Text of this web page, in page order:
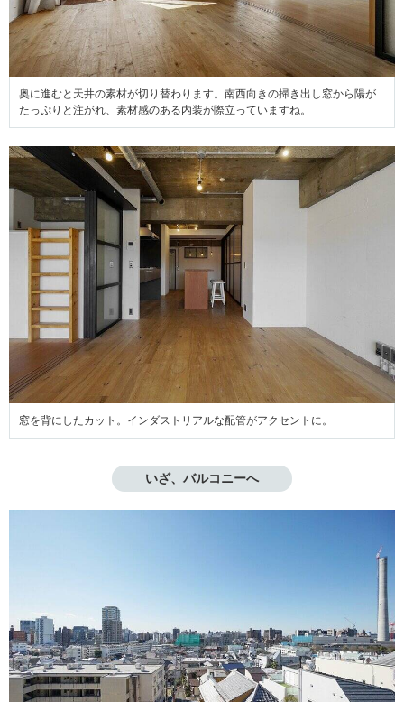
奥に進むと天井の素材が切り替わります。南西向きの掃き出し窓から陽が
たっぷりと注がれ、素材感のある内装が際立っていますね。
窓を背にしたカット。インダストリアルな配管がアクセントに。
いざ、バルコニーへ